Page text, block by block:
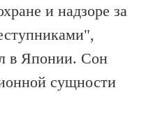
и надзоре за
в Японии. Сон
сущности